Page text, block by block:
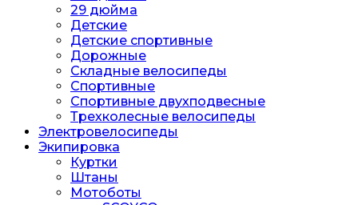
29 дюйма
Детские
Детские спортивные
Дорожные
Складные велосипеды
Спортивные
Спортивные двухподвесные
Трехколесные велосипеды
Электровелосипеды
Экипировка
Куртки
Штаны
Мотоботы